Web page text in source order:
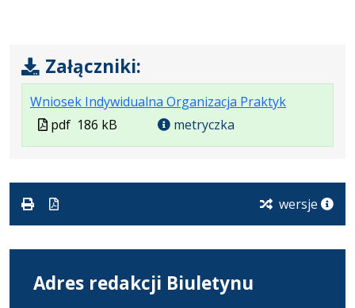
Załączniki:
Wniosek Indywidualna Organizacja Praktyk...
karcie.
Plik
w
pdf 186 kB metryczka
wersje
Adres redakcji Biuletynu